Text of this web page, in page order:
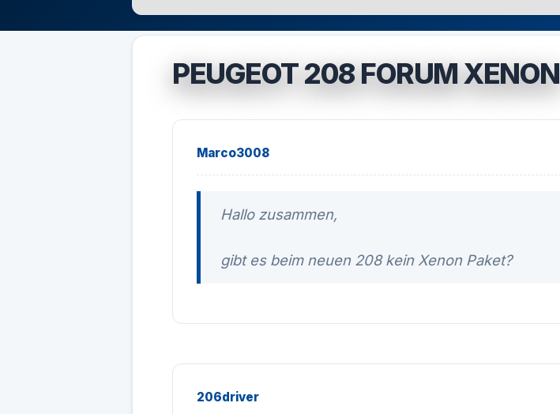
PEUGEOT 208 FORUM XENON
Marco3008
Hallo zusammen,
gibt es beim neuen 208 kein Xenon Paket?
206driver